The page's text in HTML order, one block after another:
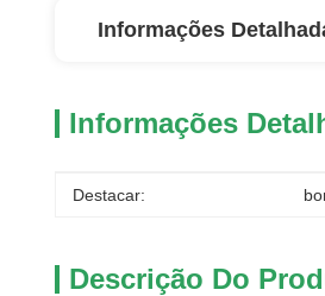
Informações
Informações
Destacar:
Descrição Do